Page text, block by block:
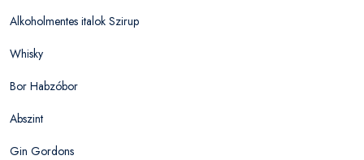
Alkoholmentes italok Szirup
Whisky
Bor Habzóbor
Abszint
Gin Gordons